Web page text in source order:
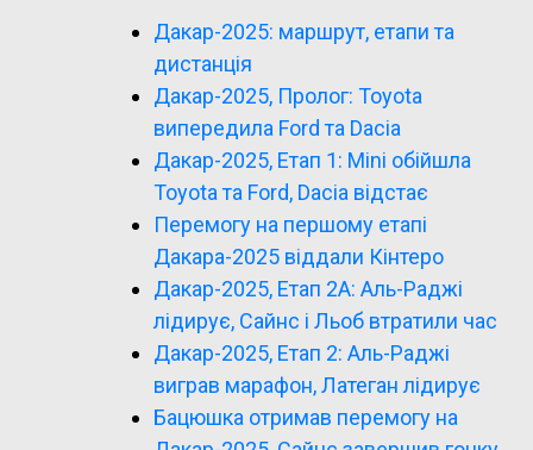
Дакар-2025: маршрут, етапи та
дистанція
Дакар-2025, Пролог: Toyota
випередила Ford та Dacia
Дакар-2025, Етап 1: Mini обійшла
Toyota та Ford, Dacia відстає
Перемогу на першому етапі
Дакара-2025 віддали Кінтеро
Дакар-2025, Етап 2A: Аль-Раджі
лідирує, Сайнс і Льоб втратили час
Дакар-2025, Етап 2: Аль-Раджі
виграв марафон, Латеган лідирує
Бацюшка отримав перемогу на